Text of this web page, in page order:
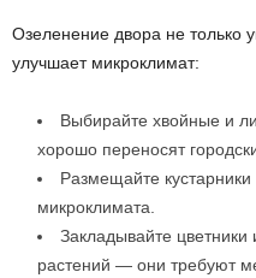
Озеленение двора не только
улучшает микроклимат:
Выбирайте хвойные и
хорошо переносят
Размещайте
микроклимата.
Закладывайте
растений — они требуют